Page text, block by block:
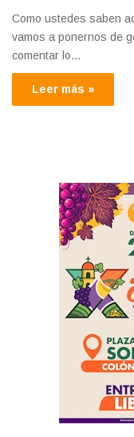
Como ustedes saben
vamos a ponernos de
comentar lo…
Leer más »